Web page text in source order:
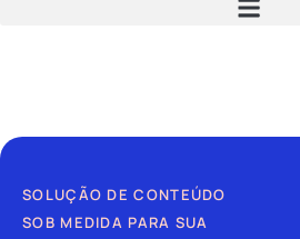
SOLUÇÃO DE CONTEÚDO
SOB MEDIDA PARA SUA